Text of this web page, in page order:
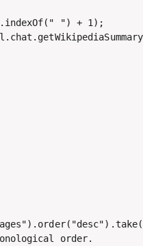
") + 1);
order.